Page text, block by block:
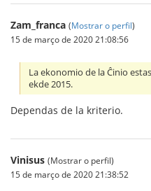
Zam_franca (Mostrar o perfil)
15 de março de 2020 21:08:56
La ekonomio de la Ĉinio
ekde 2015.
Dependas de la kriterio.
Vinisus (Mostrar o perfil)
15 de março de 2020 21:38:52